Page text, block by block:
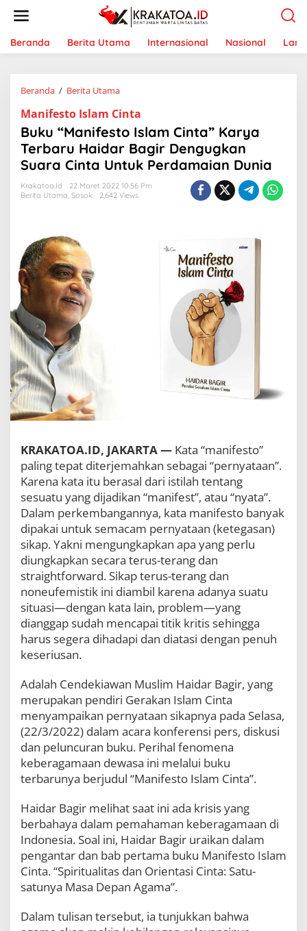
t
Beranda Berita Utama Internasional Nasional
Beranda / Berita Utama
k
u
“
M
a
f
a
e
r
b
a
r
u
H
a
d
a
r
B
a
g
D
e
n
g
u
g
a
n
u
r
a
C
n
t
U
Manifesto Islam Cinta
Buku “Manifesto Islam Cinta” Karya
Terbaru Haidar Bagir Dengugkan
Suara Cinta Untuk Perdamaian Dunia
Krakatoa.id
22 Maret 2022 10:56 Pm
Berita Utama, Sosok 2,642 Views
KRAKATOA.ID, JAKARTA — Kata “manifesto”
paling tepat diterjemahkan sebagai “pernyataan”.
Karena kata itu berasal dari istilah tentang
sesuatu yang dijadikan “manifest”, atau “nyata”.
Dalam perkembangannya, kata manifesto banyak
dipakai untuk semacam pernyataan (ketegasan)
sikap. Yakni mengungkapkan apa yang perlu
diungkapkan secara terus-terang dan
straightforward. Sikap terus-terang dan
noneufemistik ini diambil karena adanya suatu
situasi—dengan kata lain, problem—yang
dianggap sudah mencapai titik kritis sehingga
harus segera dihadapi dan diatasi dengan penuh
keseriusan.
Adalah Cendekiawan Muslim Haidar Bagir, yang
merupakan pendiri Gerakan Islam Cinta
menyampaikan pernyataan sikapnya pada Selasa,
(22/3/2022) dalam acara konferensi pers, diskusi
dan peluncuran buku. Perihal fenomena
keberagamaan dewasa ini melalui buku
terbarunya berjudul “Manifesto Islam Cinta”.
Haidar Bagir melihat saat ini ada krisis yang
berbahaya dalam pemahaman keberagamaan di
Indonesia. Soal ini, Haidar Bagir uraikan dalam
pengantar dan bab pertama buku Manifesto Islam
Cinta. “Spiritualitas dan Orientasi Cinta: Satu-
satunya Masa Depan Agama”.
Dalam tulisan tersebut, ia tunjukkan bahwa